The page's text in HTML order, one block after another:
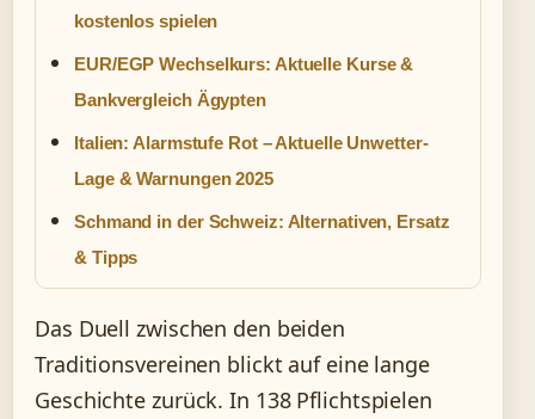
kostenlos spielen
EUR/EGP Wechselkurs: Aktuelle Kurse &
Bankvergleich Ägypten
Italien: Alarmstufe Rot – Aktuelle Unwetter-
Lage & Warnungen 2025
Schmand in der Schweiz: Alternativen, Ersatz
& Tipps
Das Duell zwischen den beiden
Traditionsvereinen blickt auf eine lange
Geschichte zurück. In 138 Pflichtspielen